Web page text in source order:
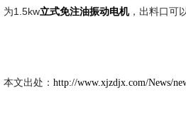
为1.5kw立式免注油振动电机，出料口可
本文出处： http://www.xjzdjx.com/News/